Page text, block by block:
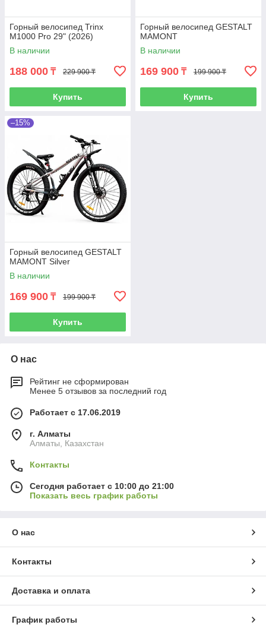
Горный велосипед Trinx
M1000 Pro 29" (2026)
В наличии
188 000 ₸ 229 900 ₸
Купить
Горный велосипед GESTALT
MAMONT
В наличии
169 900 ₸ 199 900 ₸
Купить
–15%
Горный велосипед GESTALT
MAMONT Silver
В наличии
169 900 ₸ 199 900 ₸
Купить
О нас
Рейтинг не сформирован
Менее 5 отзывов за последний год
Работает с 17.06.2019
г. Алматы
Алматы, Казахстан
Контакты
Сегодня работает с 10:00 до 21:00
Показать весь график работы
О нас
Контакты
Доставка и оплата
График работы